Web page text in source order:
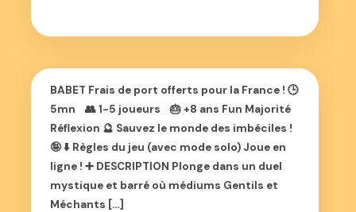
BABET Frais de port offerts pour la France ! 🕒
5mn 👥 1-5 joueurs 🎂 +8 ans Fun Majorité
Réflexion 🔮 Sauvez le monde des imbéciles !
🤪 ⬇️ Règles du jeu (avec mode solo) Joue en
ligne ! ➕ DESCRIPTION Plonge dans un duel
mystique et barré où médiums Gentils et
Méchants […]